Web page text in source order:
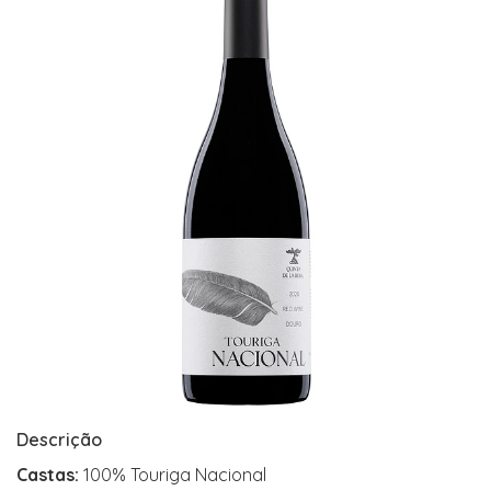
Descrição
Castas: 100% Touriga Nacional